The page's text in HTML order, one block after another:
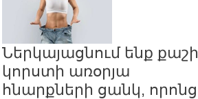
Ներկայացնում ենք քաշի
կորստի առօրյա
հնարքների ցանկ, որոնց